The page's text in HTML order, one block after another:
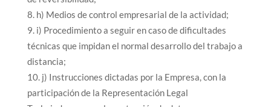
h) Medios de control empresarial de la actividad;
i) Procedimiento a seguir en caso de dificultades
técnicas que impidan el normal desarrollo del trabajo a
distancia;
j) Instrucciones dictadas por la Empresa, con la
participación de la Representación Legal